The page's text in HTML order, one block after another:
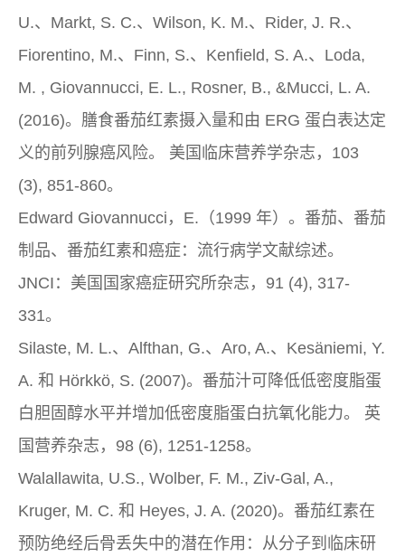
U.、Markt, S. C.、Wilson, K. M.、Rider, J. R.、
Fiorentino, M.、Finn, S.、Kenfield, S. A.、Loda,
M. , Giovannucci, E. L., Rosner, B., &Mucci, L. A.
(2016)。膳食番茄红素摄入量和由 ERG 蛋白表达定
义的前列腺癌风险。 美国临床营养学杂志，103
(3), 851-860。
Edward Giovannucci，E.（1999 年）。番茄、番茄
制品、番茄红素和癌症：流行病学文献综述。
JNCI：美国国家癌症研究所杂志，91 (4), 317-
331。
Silaste, M. L.、Alfthan, G.、Aro, A.、Kesäniemi, Y.
A. 和 Hörkkö, S. (2007)。番茄汁可降低低密度脂蛋
白胆固醇水平并增加低密度脂蛋白抗氧化能力。 英
国营养杂志，98 (6), 1251-1258。
Walallawita, U.S., Wolber, F. M., Ziv-Gal, A.,
Kruger, M. C. 和 Heyes, J. A. (2020)。番茄红素在
预防绝经后骨丢失中的潜在作用：从分子到临床研